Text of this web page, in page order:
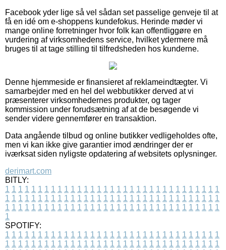
Facebook yder lige så vel sådan set passelige genveje til at
få en idé om e-shoppens kundefokus. Herinde møder vi
mange online forretninger hvor folk kan offentliggøre en
vurdering af virksomhedens service, hvilket ydermere må
bruges til at tage stilling til tilfredsheden hos kunderne.
Denne hjemmeside er finansieret af reklameindtægter. Vi
samarbejder med en hel del webbutikker derved at vi
præsenterer virksomhedernes produkter, og tager
kommission under forudsætning af at de besøgende vi
sender videre gennemfører en transaktion.
Data angående tilbud og online butikker vedligeholdes ofte,
men vi kan ikke give garantier imod ændringer der er
iværksat siden nyligste opdatering af websitets oplysninger.
derimart.com
BITLY:
1 1 1 1 1 1 1 1 1 1 1 1 1 1 1 1 1 1 1 1 1 1 1 1 1 1 1 1 1 1 1 1 1
1 1 1 1 1 1 1 1 1 1 1 1 1 1 1 1 1 1 1 1 1 1 1 1 1 1 1 1 1 1 1 1 1
1 1 1 1 1 1 1 1 1 1 1 1 1 1 1 1 1 1 1 1 1 1 1 1 1 1 1 1 1 1 1 1 1
1
SPOTIFY:
1 1 1 1 1 1 1 1 1 1 1 1 1 1 1 1 1 1 1 1 1 1 1 1 1 1 1 1 1 1 1 1 1
1 1 1 1 1 1 1 1 1 1 1 1 1 1 1 1 1 1 1 1 1 1 1 1 1 1 1 1 1 1 1 1 1